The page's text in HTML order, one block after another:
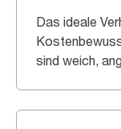
Das ideale
sind weich,